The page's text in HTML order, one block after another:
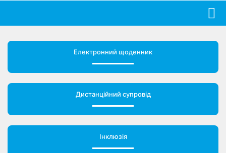
Електронний щоденник
Дистанційний супровід
Інклюзія